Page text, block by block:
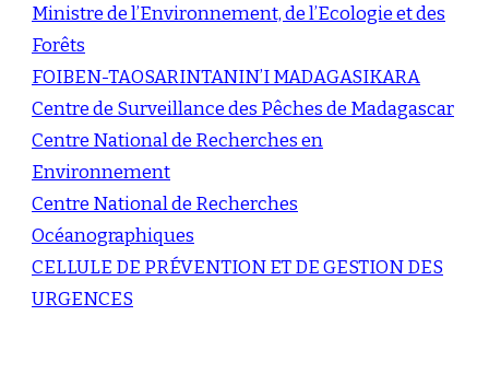
Ministre de l’Environnement, de l’Ecologie et des
Forêts
FOIBEN-TAOSARINTANIN’I MADAGASIKARA
Centre de Surveillance des Pêches de Madagascar
Centre National de Recherches en
Environnement
Centre National de Recherches
Océanographiques
CELLULE DE PRÉVENTION ET DE GESTION DES
URGENCES